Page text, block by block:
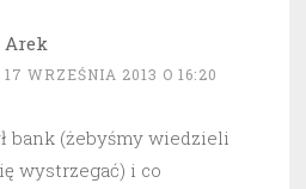
Arek
17 WRZEŚNIA 2013 O 16:20
bank (żebyśmy wiedzieli
wystrzegać) i co